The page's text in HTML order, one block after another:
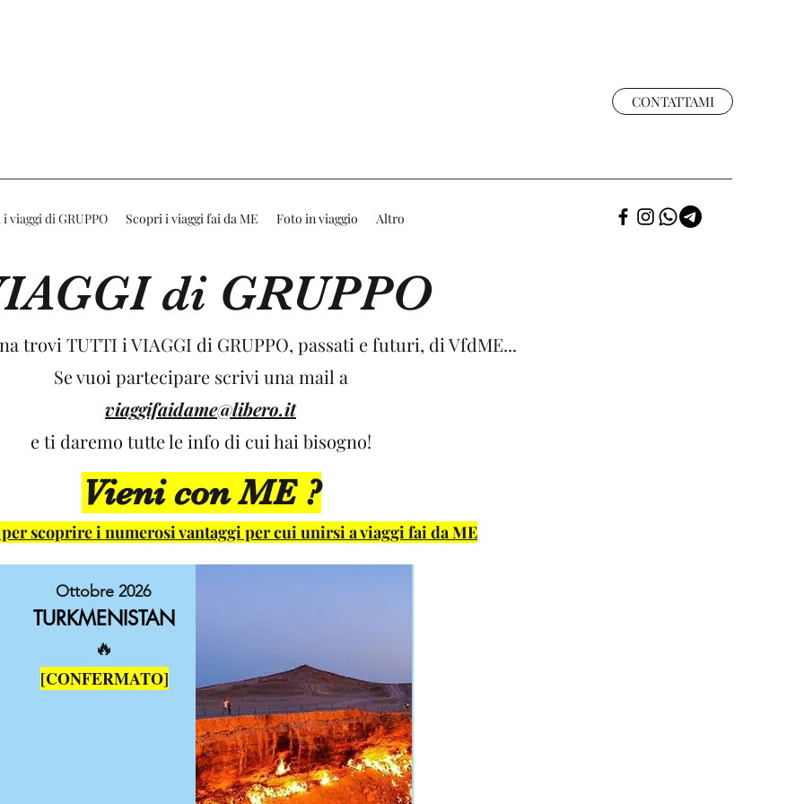
CONTATTAMI
viaggi di GRUPPO Scopri i viaggi fai da ME Foto in viaggio Altro
di GRUPPO
trovi TUTTI i VIAGGI di GRUPPO, passati e futuri, di VfdME...
Se vuoi partecipare scrivi una mail a
viaggifaidame@libero.it
e ti daremo tutte le info di cui hai bisogno!
Vieni con ME ?
scoprire i numerosi vantaggi per cui unirsi a viaggi fai da ME
Ottobre 2026
TURKMENISTAN
🔥​
[CONFERMATO]